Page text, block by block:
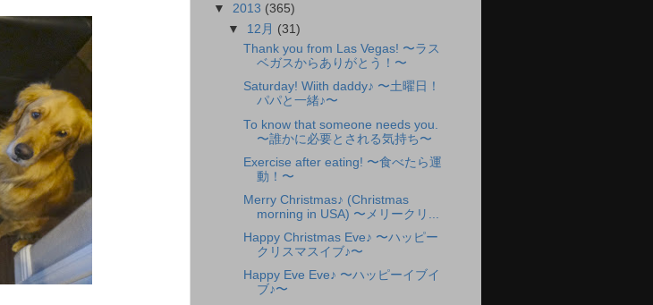
▼ 2013 (365)
▼ 12月 (31)
Thank you from Las Vegas! 〜ラス
ベガスからありがとう！〜
Saturday! Wiith daddy♪ 〜土曜日！
パパと一緒♪〜
To know that someone needs you.
〜誰かに必要とされる気持ち〜
Exercise after eating! 〜食べたら運
動！〜
Merry Christmas♪ (Christmas
morning in USA) 〜メリークリ...
Happy Christmas Eve♪ 〜ハッピー
クリスマスイブ♪〜
Happy Eve Eve♪ 〜ハッピーイブイ
ブ♪〜